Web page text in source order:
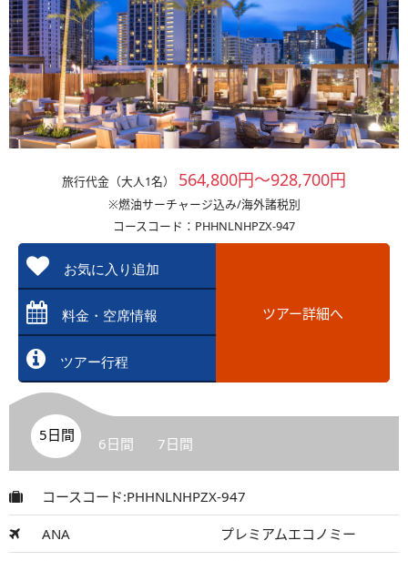
旅行代金（大人1名） 564,800円～928,700円
※燃油サーチャージ込み/海外諸税別
コースコード：PHHNLNHPZX-947
お気に入り追加
料金・空席情報
ツアー行程
ツアー詳細へ
5日間 6日間 7日間
コースコード:PHHNLNHPZX-947
ANA プレミアムエコノミー